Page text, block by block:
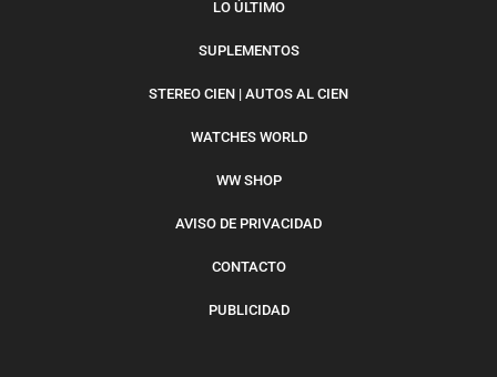
LO ÚLTIMO
SUPLEMENTOS
STEREO CIEN | AUTOS AL CIEN
WATCHES WORLD
WW SHOP
AVISO DE PRIVACIDAD
CONTACTO
PUBLICIDAD